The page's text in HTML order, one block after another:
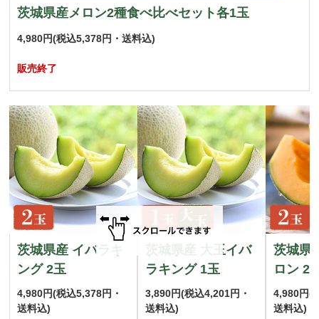
茨城県産メロン2種食べ比べセット各1玉
4,980円(税込5,378円・送料込)
販売終了
茨城県産 イバラキ
ング 2玉
4,980円(税込5,378円・
送料込)
茨城県産 大玉イバ
ラキング 1玉
3,890円(税込4,201円・
送料込)
茨城県
ロン 2
4,980円(
送料込)